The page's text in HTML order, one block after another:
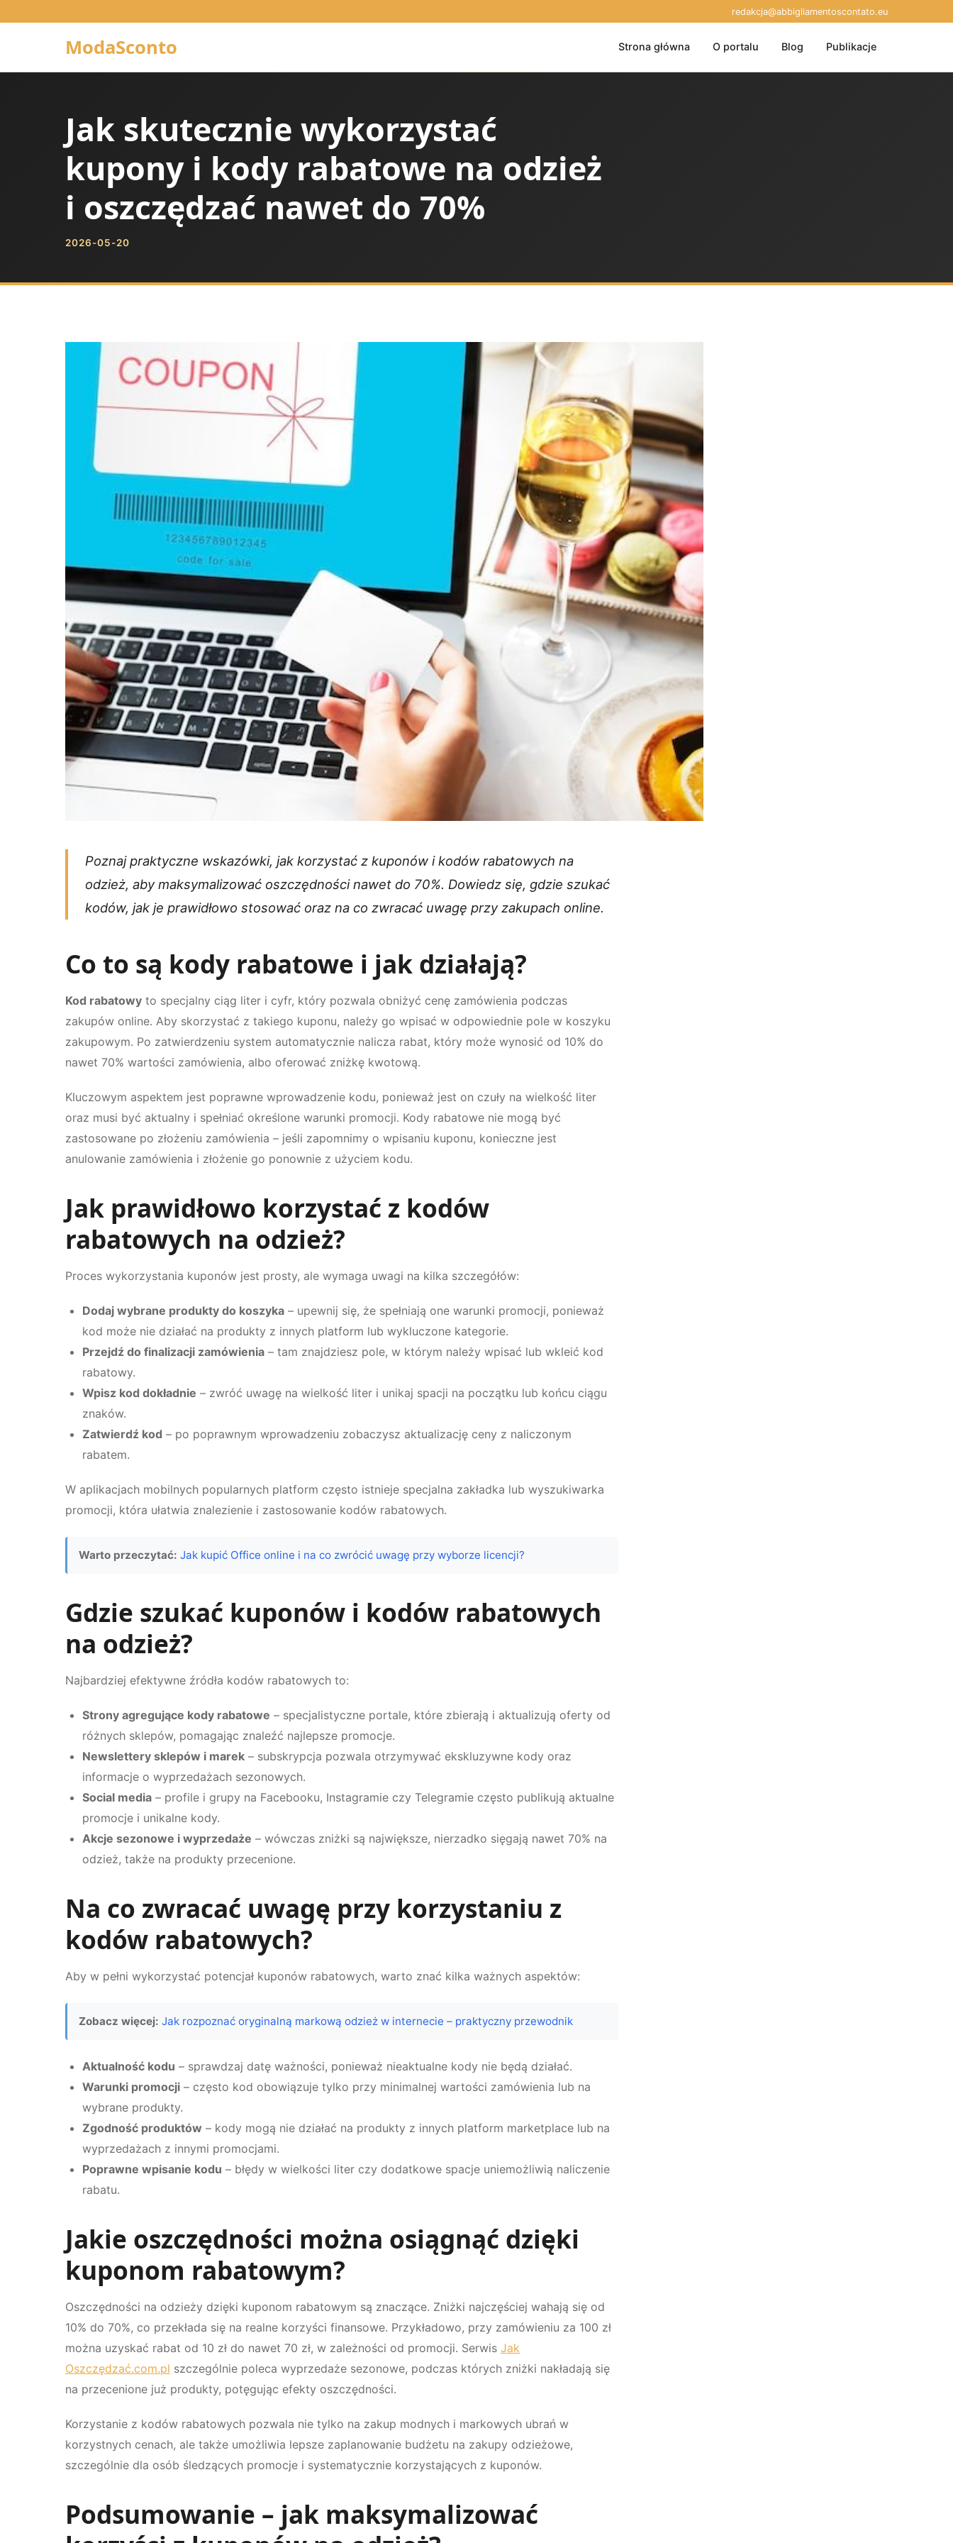
redakcja@abbigliamentoscontato.eu
ModaSconto Strona główna O portalu Blog Publikacje
Jak skutecznie wykorzystać
kupony i kody rabatowe na odzież
i oszczędzać nawet do 70%
2026-05-20
Poznaj praktyczne wskazówki, jak korzystać z kuponów i kodów rabatowych na
odzież, aby maksymalizować oszczędności nawet do 70%. Dowiedz się, gdzie szukać
kodów, jak je prawidłowo stosować oraz na co zwracać uwagę przy zakupach online.
Co to są kody rabatowe i jak działają?
Kod rabatowy to specjalny ciąg liter i cyfr, który pozwala obniżyć cenę zamówienia podczas
zakupów online. Aby skorzystać z takiego kuponu, należy go wpisać w odpowiednie pole w koszyku
zakupowym. Po zatwierdzeniu system automatycznie nalicza rabat, który może wynosić od 10% do
nawet 70% wartości zamówienia, albo oferować zniżkę kwotową.
Kluczowym aspektem jest poprawne wprowadzenie kodu, ponieważ jest on czuły na wielkość liter
oraz musi być aktualny i spełniać określone warunki promocji. Kody rabatowe nie mogą być
zastosowane po złożeniu zamówienia – jeśli zapomnimy o wpisaniu kuponu, konieczne jest
anulowanie zamówienia i złożenie go ponownie z użyciem kodu.
Jak prawidłowo korzystać z kodów
rabatowych na odzież?
Proces wykorzystania kuponów jest prosty, ale wymaga uwagi na kilka szczegółów:
Dodaj wybrane produkty do koszyka – upewnij się, że spełniają one warunki promocji, ponieważ
kod może nie działać na produkty z innych platform lub wykluczone kategorie.
Przejdź do finalizacji zamówienia – tam znajdziesz pole, w którym należy wpisać lub wkleić kod
rabatowy.
Wpisz kod dokładnie – zwróć uwagę na wielkość liter i unikaj spacji na początku lub końcu ciągu
znaków.
Zatwierdź kod – po poprawnym wprowadzeniu zobaczysz aktualizację ceny z naliczonym
rabatem.
W aplikacjach mobilnych popularnych platform często istnieje specjalna zakładka lub wyszukiwarka
promocji, która ułatwia znalezienie i zastosowanie kodów rabatowych.
Warto przeczytać: Jak kupić Office online i na co zwrócić uwagę przy wyborze licencji?
Gdzie szukać kuponów i kodów rabatowych
na odzież?
Najbardziej efektywne źródła kodów rabatowych to:
Strony agregujące kody rabatowe – specjalistyczne portale, które zbierają i aktualizują oferty od
różnych sklepów, pomagając znaleźć najlepsze promocje.
Newslettery sklepów i marek – subskrypcja pozwala otrzymywać ekskluzywne kody oraz
informacje o wyprzedażach sezonowych.
Social media – profile i grupy na Facebooku, Instagramie czy Telegramie często publikują aktualne
promocje i unikalne kody.
Akcje sezonowe i wyprzedaże – wówczas zniżki są największe, nierzadko sięgają nawet 70% na
odzież, także na produkty przecenione.
Na co zwracać uwagę przy korzystaniu z
kodów rabatowych?
Aby w pełni wykorzystać potencjał kuponów rabatowych, warto znać kilka ważnych aspektów:
Zobacz więcej: Jak rozpoznać oryginalną markową odzież w internecie – praktyczny przewodnik
Aktualność kodu – sprawdzaj datę ważności, ponieważ nieaktualne kody nie będą działać.
Warunki promocji – często kod obowiązuje tylko przy minimalnej wartości zamówienia lub na
wybrane produkty.
Zgodność produktów – kody mogą nie działać na produkty z innych platform marketplace lub na
wyprzedażach z innymi promocjami.
Poprawne wpisanie kodu – błędy w wielkości liter czy dodatkowe spacje uniemożliwią naliczenie
rabatu.
Jakie oszczędności można osiągnąć dzięki
kuponom rabatowym?
Oszczędności na odzieży dzięki kuponom rabatowym są znaczące. Zniżki najczęściej wahają się od
10% do 70%, co przekłada się na realne korzyści finansowe. Przykładowo, przy zamówieniu za 100 zł
można uzyskać rabat od 10 zł do nawet 70 zł, w zależności od promocji. Serwis Jak
Oszczędzać.com.pl szczególnie poleca wyprzedaże sezonowe, podczas których zniżki nakładają się
na przecenione już produkty, potęgując efekty oszczędności.
Korzystanie z kodów rabatowych pozwala nie tylko na zakup modnych i markowych ubrań w
korzystnych cenach, ale także umożliwia lepsze zaplanowanie budżetu na zakupy odzieżowe,
szczególnie dla osób śledzących promocje i systematycznie korzystających z kuponów.
Podsumowanie – jak maksymalizować